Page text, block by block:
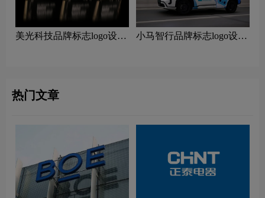
美光科技品牌标志logo设计
小马智行品牌标志logo设计
热门文章